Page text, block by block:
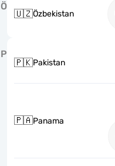
Ö
🇺🇿Özbekistan
P
🇵🇰Pakistan
🇵🇦Panama